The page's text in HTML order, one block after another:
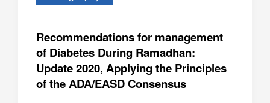
Recommendations for management
of Diabetes During Ramadhan:
Update 2020, Applying the Principles
of the ADA/EASD Consensus